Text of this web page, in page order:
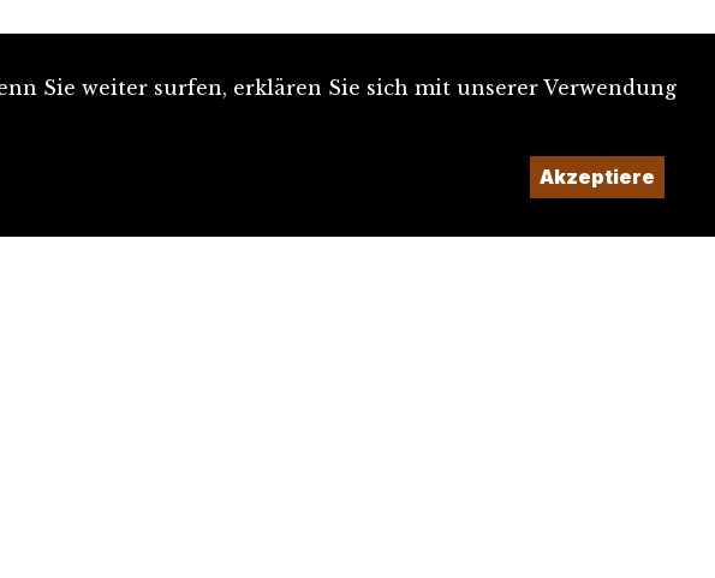
Sie weiter surfen, erklären Sie sich mit unserer Verwendung
Akzeptiere